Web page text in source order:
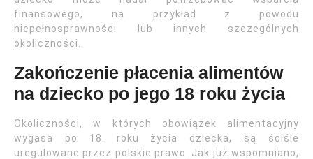
finansowego, na przykład z powodu
niepełnosprawności lub innych szczególnych
okoliczności.
Zakończenie płacenia alimentów
na dziecko po jego 18 roku życia
Okoliczności, w których obowiązek alimentacyjny
wygasa po 18. roku życia dziecka, są ściśle
uregulowane przez polskie prawo. Jak już wspomniano,